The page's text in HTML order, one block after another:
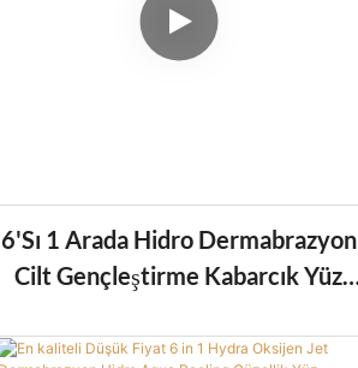
6'sı 1 Arada Hidro Dermabrazyon
Cilt Gençleştirme Kabarcık Yüz